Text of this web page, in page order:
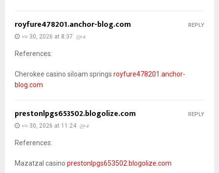
royfure478201.anchor-blog.com
မေ 30, 2026 at 8:37 ညနေ
References:
Cherokee casino siloam springs royfure478201.anchor-
blog.com
REPLY
prestonlpgs653502.blogolize.com
မေ 30, 2026 at 11:24 ညနေ
References:
Mazatzal casino prestonlpgs653502.blogolize.com
REPLY